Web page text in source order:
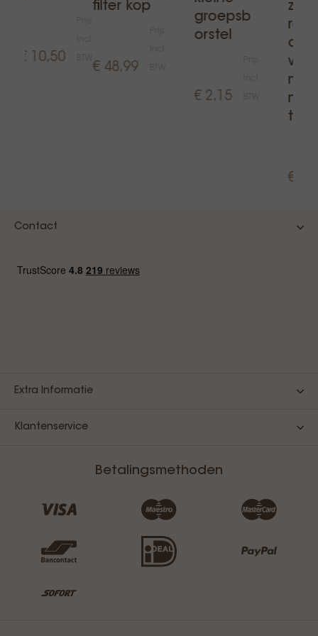
€ 10,50
filter kop
€ 48,99
groepsb
orstel
€ 2,15
zure
voor
€
Contact
Extra Informatie
Klantenservice
Betalingsmethoden